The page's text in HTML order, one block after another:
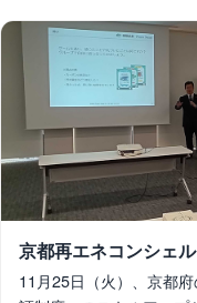
京都再エネコンシェ
11月25日（火）、京都